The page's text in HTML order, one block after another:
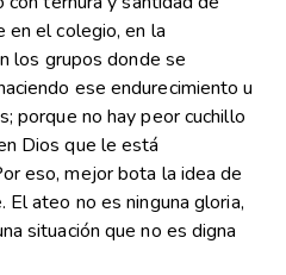
en el colegio, en la
los grupos donde se
ese endurecimiento u
porque no hay peor cuchillo
Dios que le está
eso, mejor bota la idea de
ateo no es ninguna gloria,
situación que no es digna